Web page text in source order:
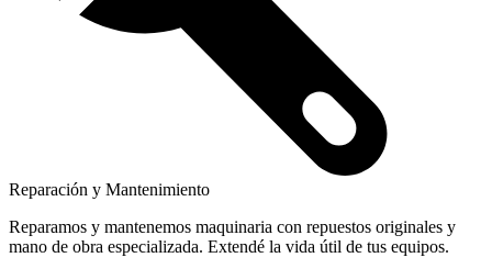
Reparación y Mantenimiento
Reparamos y mantenemos maquinaria con repuestos originales y
mano de obra especializada. Extendé la vida útil de tus equipos.